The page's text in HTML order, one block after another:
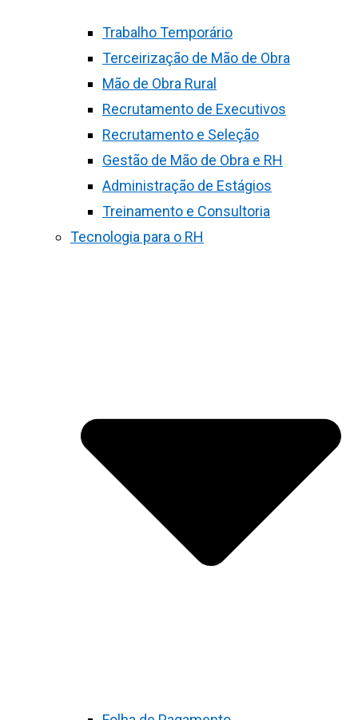
Trabalho Temporário
Terceirização de Mão de Obra
Mão de Obra Rural
Recrutamento de Executivos
Recrutamento e Seleção
Gestão de Mão de Obra e RH
Administração de Estágios
Treinamento e Consultoria
Tecnologia para o RH